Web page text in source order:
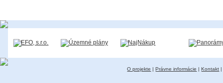
O projekte |Právne informácie |Kontakt